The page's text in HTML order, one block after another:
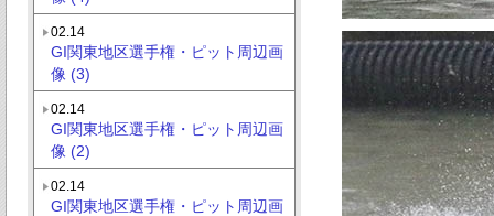
02.14
GI関東地区選手権・ピット周辺画
像 (3)
02.14
GI関東地区選手権・ピット周辺画
像 (2)
02.14
GI関東地区選手権・ピット周辺画